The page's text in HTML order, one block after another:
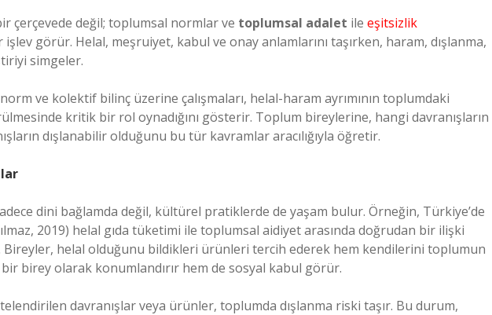
çerçevede değil; toplumsal normlar ve toplumsal adalet ile eşitsizlik
görür. Helal, meşruiyet, kabul ve onay anlamlarını taşırken, haram, dışlanma,
simgeler.
ve kolektif bilinç üzerine çalışmaları, helal-haram ayrımının toplumdaki
kritik bir rol oynadığını gösterir. Toplum bireylerine, hangi davranışların
dışlanabilir olduğunu bu tür kavramlar aracılığıyla öğretir.
dini bağlamda değil, kültürel pratiklerde de yaşam bulur. Örneğin, Türkiye’de
2019) helal gıda tüketimi ile toplumsal aidiyet arasında doğrudan bir ilişki
helal olduğunu bildikleri ürünleri tercih ederek hem kendilerini toplumun
birey olarak konumlandırır hem de sosyal kabul görür.
davranışlar veya ürünler, toplumda dışlanma riski taşır. Bu durum,